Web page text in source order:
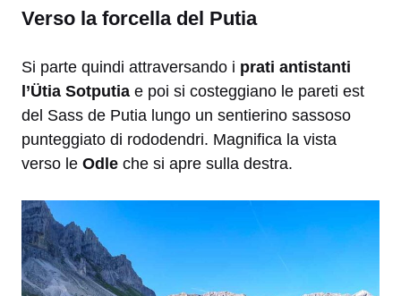
Verso la forcella del Putia
Si parte quindi attraversando i prati antistanti
l’Ütia Sotputia e poi si costeggiano le pareti est
del Sass de Putia lungo un sentierino sassoso
punteggiato di rododendri. Magnifica la vista
verso le Odle che si apre sulla destra.